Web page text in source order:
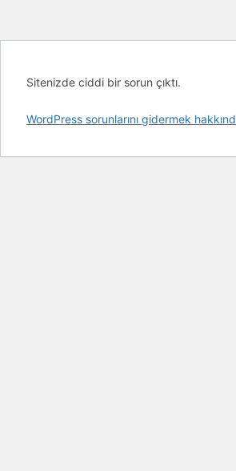
Sitenizde ciddi bir sorun çıktı.
WordPress sorunlarını gidermek